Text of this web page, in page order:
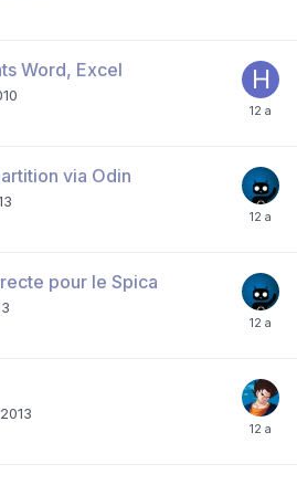
Word, Excel
via Odin
pour le Spica